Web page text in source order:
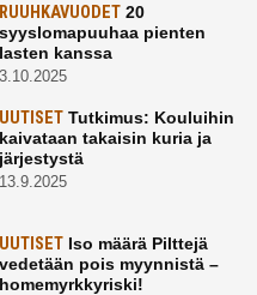
RUUHKAVUODET20
syyslomapuuhaa pienten
lasten kanssa
3.10.2025
UUTISETTutkimus: Kouluihin
kaivataan takaisin kuria ja
järjestystä
13.9.2025
UUTISETIso määrä Pilttejä
vedetään pois myynnistä –
homemyrkkyriski!